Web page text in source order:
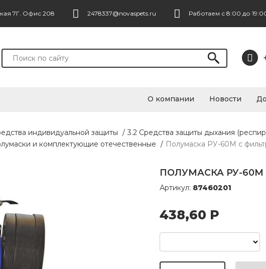
7Г. Офис 208 2478337@novaspets.ru Работаем с 8:00 до
О компании Новости
индивидуальной защиты / 3.2 Средства защиты дыхания
и комплектующие отечественные / Полумаска РУ-60М с
ПОЛУМАСКА РУ-60М
Артикул: 87460201
438,60 Р